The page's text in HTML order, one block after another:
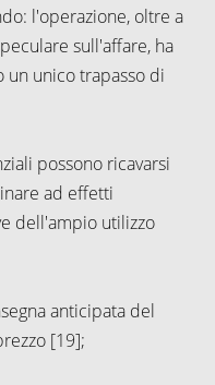
l'operazione, oltre a
sull'affare, ha
un unico trapasso di
possono ricavarsi
ad effetti
dell'ampio utilizzo
anticipata del
[19];